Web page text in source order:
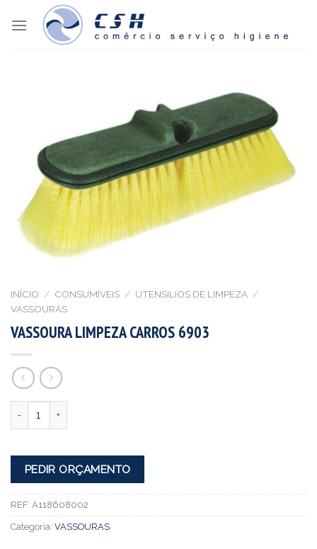
INÍCIO / CONSUMÍVEIS / UTENSILIOS DE LIMPEZA /
VASSOURAS
VASSOURA LIMPEZA CARROS 6903
PEDIR ORÇAMENTO
REF: A118608002
Categoria: VASSOURAS